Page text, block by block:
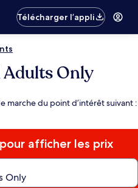
Télécharger l’appli
Only
marche du point d’intérêt suivant :
afficher les prix